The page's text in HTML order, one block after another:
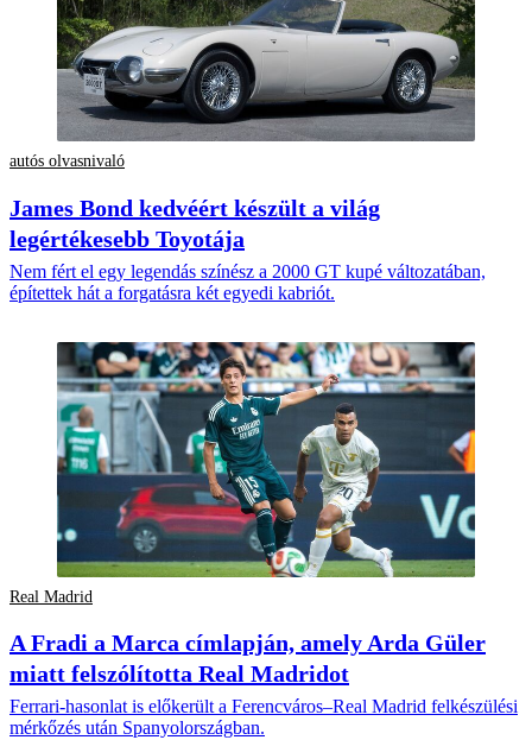
autós olvasnivaló
James Bond kedvéért készült a világ
legértékesebb Toyotája
Nem fért el egy legendás színész a 2000 GT kupé változatában,
építettek hát a forgatásra két egyedi kabriót.
Real Madrid
A Fradi a Marca címlapján, amely Arda Güler
miatt felszólította Real Madridot
Ferrari-hasonlat is előkerült a Ferencváros–Real Madrid felkészülési
mérkőzés után Spanyolországban.